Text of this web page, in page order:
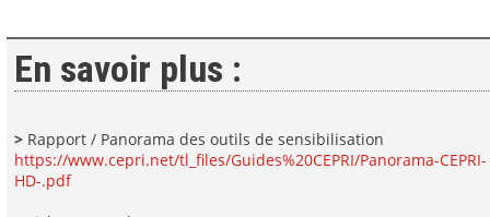
En savoir plus :
>Rapport / Panorama des outils de sensibilisation
https://www.cepri.net/tl_files/Guides%20CEPRI/Panorama-CEPRI-
HD-.pdf